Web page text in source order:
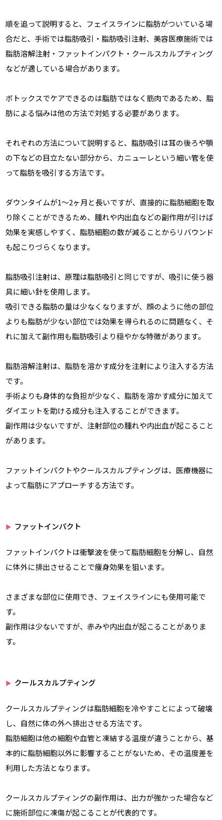
順を追って説明すると、フェイスラインに脂肪がついている場
合だと、手術では脂肪吸引・脂肪吸引注射、美容医療施術では
脂肪溶解注射・ファットインパクト・クールスカルプティング
などが適している場合があります。
ボトックスでケアできるのは脂肪ではなく筋肉であるため、脂
肪による悩みは他の方法で対処する必要があります。
それぞれの方法について説明すると、脂肪吸引は耳の後ろや顎
の下などの目立たない部分から、カニューレという細い管を使
って脂肪を吸引する方法です。
ダウンタイムが1〜2ヶ月と長いですが、直接的に脂肪細胞を取
り除くことができるため、腫れや内出血などの副作用が引けば
効果を実感しやすく、脂肪細胞の数が減ることからリバウンド
も起こりづらくなります。
脂肪吸引注射は、原理は脂肪吸引と同じですが、吸引に使う器
具に細い針を使用します。
吸引できる脂肪の量は少なくなりますが、顔のように他の部位
よりも脂肪が少ない部位では効果を得られるのに問題なく、そ
れに加えて副作用も脂肪吸引より穏やかな特徴があります。
脂肪溶解注射は、脂肪を溶かす成分を注射により注入する方法
です。
手術よりも身体的な負担が少なく、脂肪を溶かす成分に加えて
ダイエットを助ける成分も注入することができます。
副作用は少ないですが、注射部位の腫れや内出血が起こること
があります。
ファットインパクトやクールスカルプティングは、医療機器に
よって脂肪にアプローチする方法です。
▶ ファットインパクト
ファットインパクトは衝撃波を使って脂肪細胞を分解し、自然
に体外に排出させることで痩身効果を狙います。
さまざまな部位に使用でき、フェイスラインにも使用可能で
す。
副作用は少ないですが、赤みや内出血が起こることがありま
す。
▶ クールスカルプティング
クールスカルプティングは脂肪細胞を冷やすことによって破壊
し、自然に体の外へ排出させる方法です。
脂肪細胞は他の細胞や血管と凍結する温度が違うことから、基
本的に脂肪細胞以外に影響することがないため、その温度差を
利用した方法となります。
クールスカルプティングの副作用は、出力が強かった場合など
に施術部位に凍傷が起こることが代表的です。